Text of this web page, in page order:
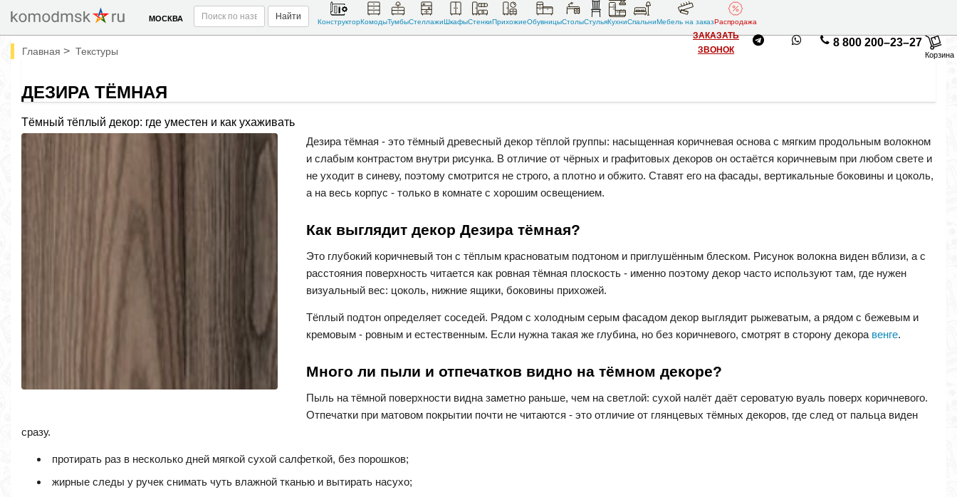
МОСКВА Найти
КонструкторКомодыТумбыСтеллажиШкафыСтенкиПрихожиеОбувницыСтолыСтульяКухниСпальниМебель на заказРаспродажа
ЗАКАЗАТЬ
ЗВОНОК
8 800 200–23–27
Корзина
Главная > Текстуры
ДЕЗИРА ТЁМНАЯ
Тёмный тёплый декор: где уместен и как ухаживать
Дезира тёмная - это тёмный древесный декор тёплой группы: насыщенная коричневая основа с мягким продольным волокном
и слабым контрастом внутри рисунка. В отличие от чёрных и графитовых декоров он остаётся коричневым при любом свете и
не уходит в синеву, поэтому смотрится не строго, а плотно и обжито. Ставят его на фасады, вертикальные боковины и цоколь,
а на весь корпус - только в комнате с хорошим освещением.
Как выглядит декор Дезира тёмная?
Это глубокий коричневый тон с тёплым красноватым подтоном и приглушённым блеском. Рисунок волокна виден вблизи, а с
расстояния поверхность читается как ровная тёмная плоскость - именно поэтому декор часто используют там, где нужен
визуальный вес: цоколь, нижние ящики, боковины прихожей.
Тёплый подтон определяет соседей. Рядом с холодным серым фасадом декор выглядит рыжеватым, а рядом с бежевым и
кремовым - ровным и естественным. Если нужна такая же глубина, но без коричневого, смотрят в сторону декора венге.
Много ли пыли и отпечатков видно на тёмном декоре?
Пыль на тёмной поверхности видна заметно раньше, чем на светлой: сухой налёт даёт сероватую вуаль поверх коричневого.
Отпечатки при матовом покрытии почти не читаются - это отличие от глянцевых тёмных декоров, где след от пальца виден
сразу.
протирать раз в несколько дней мягкой сухой салфеткой, без порошков;
жирные следы у ручек снимать чуть влажной тканью и вытирать насухо;